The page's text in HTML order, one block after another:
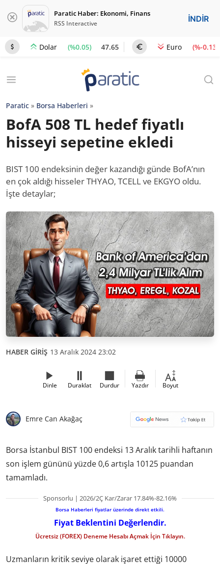
Paratic Haber: Ekonomi, Finans
RSS Interactive İNDİR
Dolar (%0.05) 47.65 Euro (%-0.13)
Paratic » Borsa Haberleri »
BofA 508 TL hedef fiyatlı
hisseyi sepetine ekledi
BIST 100 endeksinin değer kazandığı günde BofA’nın
en çok aldığı hisseler THYAO, TCELL ve EKGYO oldu.
İşte detaylar;
HABER GİRİŞ 13 Aralık 2024 23:02
Dinle Duraklat Durdur Yazdır Boyut
Emre Can Akağaç
Borsa İstanbul BIST 100 endeksi 13 Aralık tarihli haftanın
son işlem gününü yüzde 0,6 artışla 10125 puandan
tamamladı.
Sponsorlu | 2026/2Ç Kar/Zarar 17.84%-82.16%
Borsa Haberleri fiyatlar üzerinde direkt etkili.
Fiyat Beklentini Değerlendir.
Ücretsiz (FOREX) Deneme Hesabı Açmak İçin Tıklayın.
Uzmanların kritik seviye olarak işaret ettiği 10000